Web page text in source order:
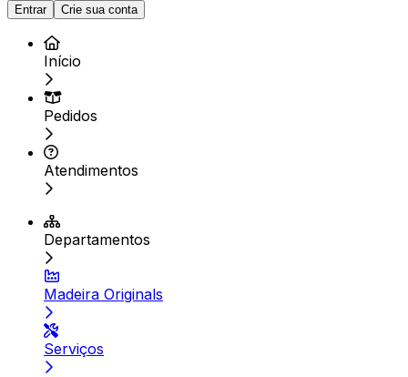
Entrar Crie sua conta
Início
Pedidos
Atendimentos
Departamentos
Madeira Originals
Serviços